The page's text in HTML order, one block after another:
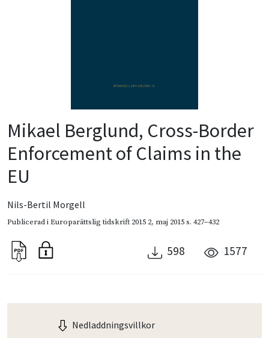
Mikael Berglund, Cross-Border
Enforcement of Claims in the
EU
Nils-Bertil Morgell
Publicerad iEuroparättslig tidskrift 2015 2, maj 2015s. 427–432
598 1577
Nedladdningsvillkor